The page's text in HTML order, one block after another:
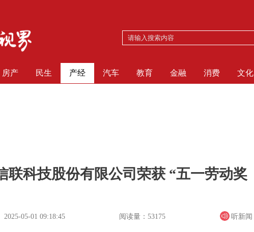
房产 民生 产经 汽车 教育 金融 消费 文化
联科技股份有限公司荣获 “五一劳动奖
2025-05-01 09:18:45 阅读量：53175 听新闻